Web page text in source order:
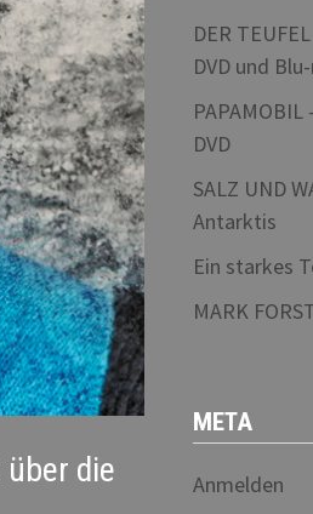
die
DER
DVD und
DVD
SALZ UND
Antarktis
Ein starkes
MARK
META
Anmelden